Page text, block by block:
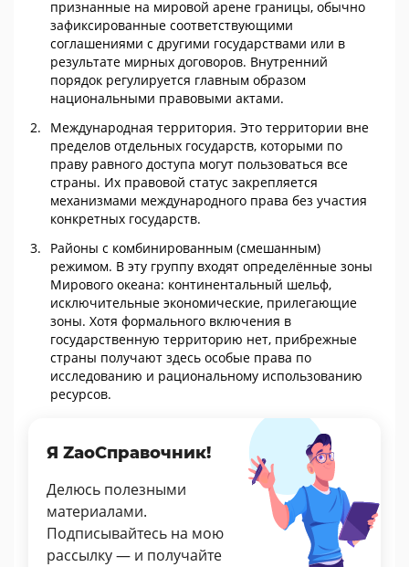
признанные на мировой арене границы, обычно
зафиксированные соответствующими
соглашениями с другими государствами или в
результате мирных договоров. Внутренний
порядок регулируется главным образом
национальными правовыми актами.
Международная территория. Это территории вне
пределов отдельных государств, которыми по
праву равного доступа могут пользоваться все
страны. Их правовой статус закрепляется
механизмами международного права без участия
конкретных государств.
Районы с комбинированным (смешанным)
режимом. В эту группу входят определённые зоны
Мирового океана: континентальный шельф,
исключительные экономические, прилегающие
зоны. Хотя формального включения в
государственную территорию нет, прибрежные
страны получают здесь особые права по
исследованию и рациональному использованию
ресурсов.
Я ZaoСправочник!
Делюсь полезными
материалами.
Подписывайтесь на мою
рассылку — и получайте